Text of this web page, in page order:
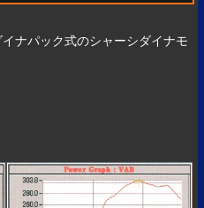
ナパック式のシャーシダイナモ